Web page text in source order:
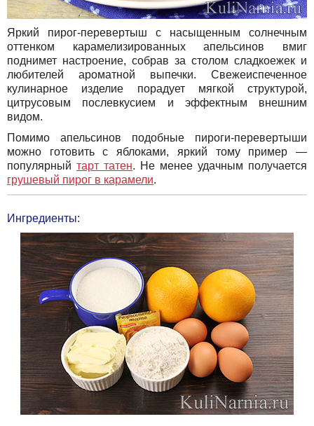
Яркий пирог-перевертыш с насыщенным солнечным
оттенком карамелизированных апельсинов вмиг
поднимет настроение, собрав за столом сладкоежек и
любителей ароматной выпечки. Свежеиспеченное
кулинарное изделие порадует мягкой структурой,
цитрусовым послевкусием и эффектным внешним
видом.
Помимо апельсинов подобные пироги-перевертыши
можно готовить с яблоками, яркий тому пример —
популярный тарт татен. Не менее удачным получается
грушевый пирог в карамели.
Ингредиенты: